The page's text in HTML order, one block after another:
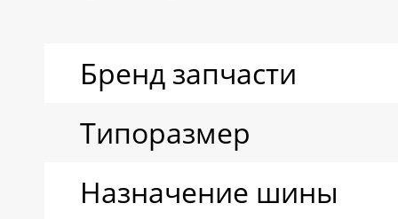
Бренд запчасти
Типоразмер
Назначение шины